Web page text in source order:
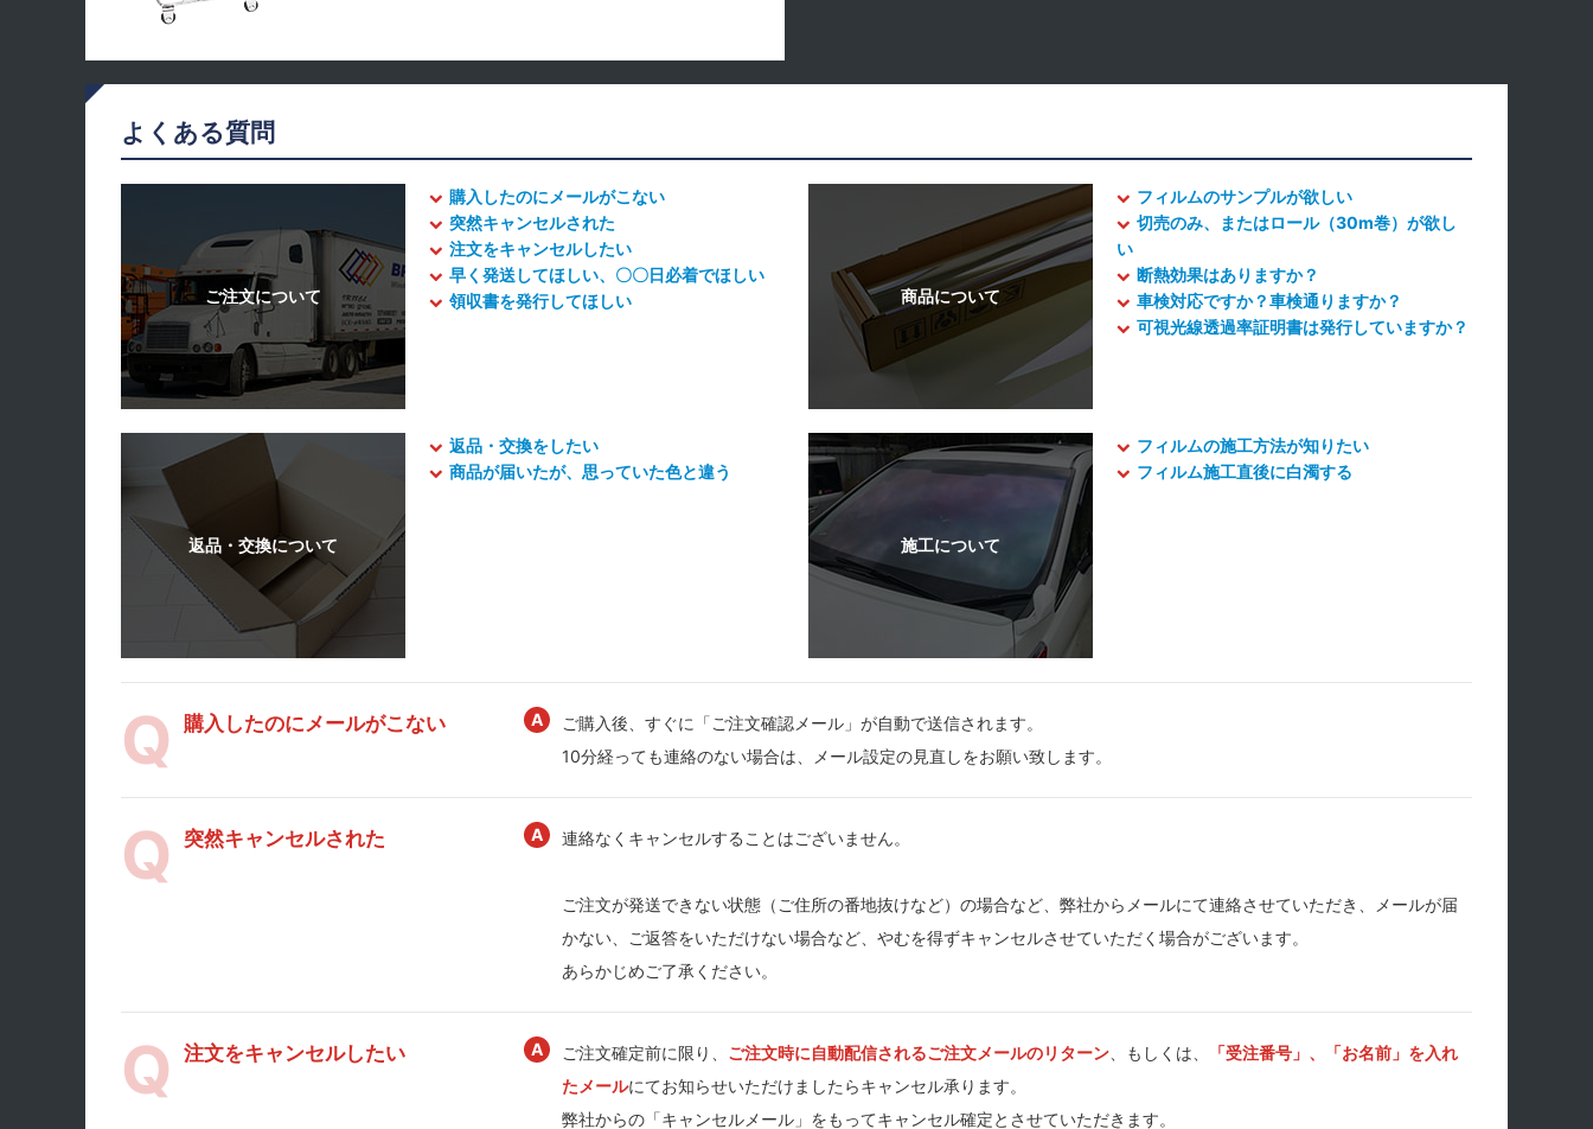
よくある質問
購入したのにメールがこない
突然キャンセルされた
注文をキャンセルしたい
早く発送してほしい、〇〇日必着でほしい
領収書を発行してほしい
フィルムのサンプルが欲しい
切売のみ、またはロール（30m巻）が欲し
い
断熱効果はありますか？
車検対応ですか？車検通りますか？
可視光線透過率証明書は発行していますか？
返品・交換をしたい
商品が届いたが、思っていた色と違う
フィルムの施工方法が知りたい
フィルム施工直後に白濁する
購入したのにメールがこない
ご購入後、すぐに「ご注文確認メール」が自動で送信されます。
10分経っても連絡のない場合は、メール設定の見直しをお願い致します。
突然キャンセルされた 連絡なくキャンセルすることはございません。
ご注文が発送できない状態（ご住所の番地抜けなど）の場合など、弊社からメールにて連絡させていただき、メールが届
かない、ご返答をいただけない場合など、やむを得ずキャンセルさせていただく場合がございます。
あらかじめご了承ください。
注文をキャンセルしたい ご注文確定前に限り、 ご注文時に自動配信されるご注文メールのリターン、もしくは、
「受注番号」、「お名前」を入れ
たメールにてお知らせいただけましたらキャンセル承ります。
弊社からの「キャンセルメール」をもってキャンセル確定とさせていただきます。